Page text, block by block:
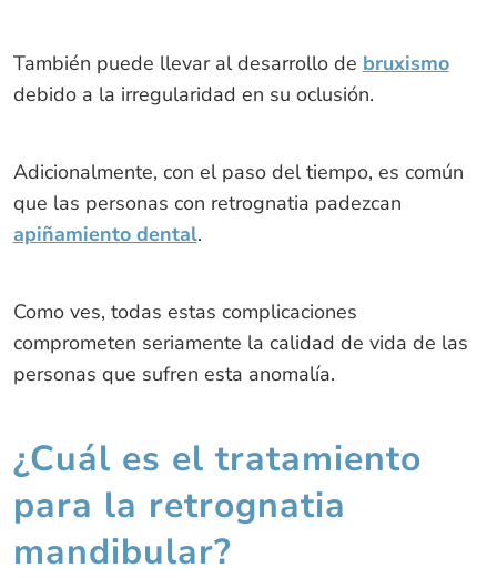
También puede llevar al desarrollo de bruxismo
debido a la irregularidad en su oclusión.
Adicionalmente, con el paso del tiempo, es común
que las personas con retrognatia padezcan
apiñamiento dental.
Como ves, todas estas complicaciones
comprometen seriamente la calidad de vida de las
personas que sufren esta anomalía.
¿Cuál es el tratamiento
para la retrognatia
mandibular?